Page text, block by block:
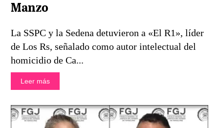
Manzo
La SSPC y la Sedena detuvieron a «El R1», líder
de Los Rs, señalado como autor intelectual del
homicidio de Ca...
Leer más